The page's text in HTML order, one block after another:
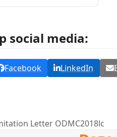
social media:
Facebook LinkedIn
Letter ODMC2018lc